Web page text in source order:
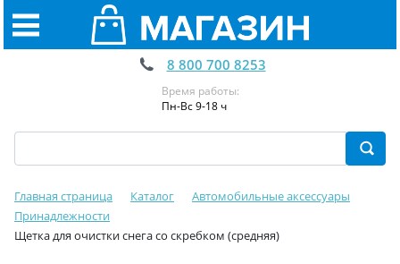
8 800 700 8253
Время работы:
Пн-Вс 9-18 ч
Главная страница Каталог
Автомобильные аксессуары
Принадлежности
Щетка для очистки снега со скребком (средняя)